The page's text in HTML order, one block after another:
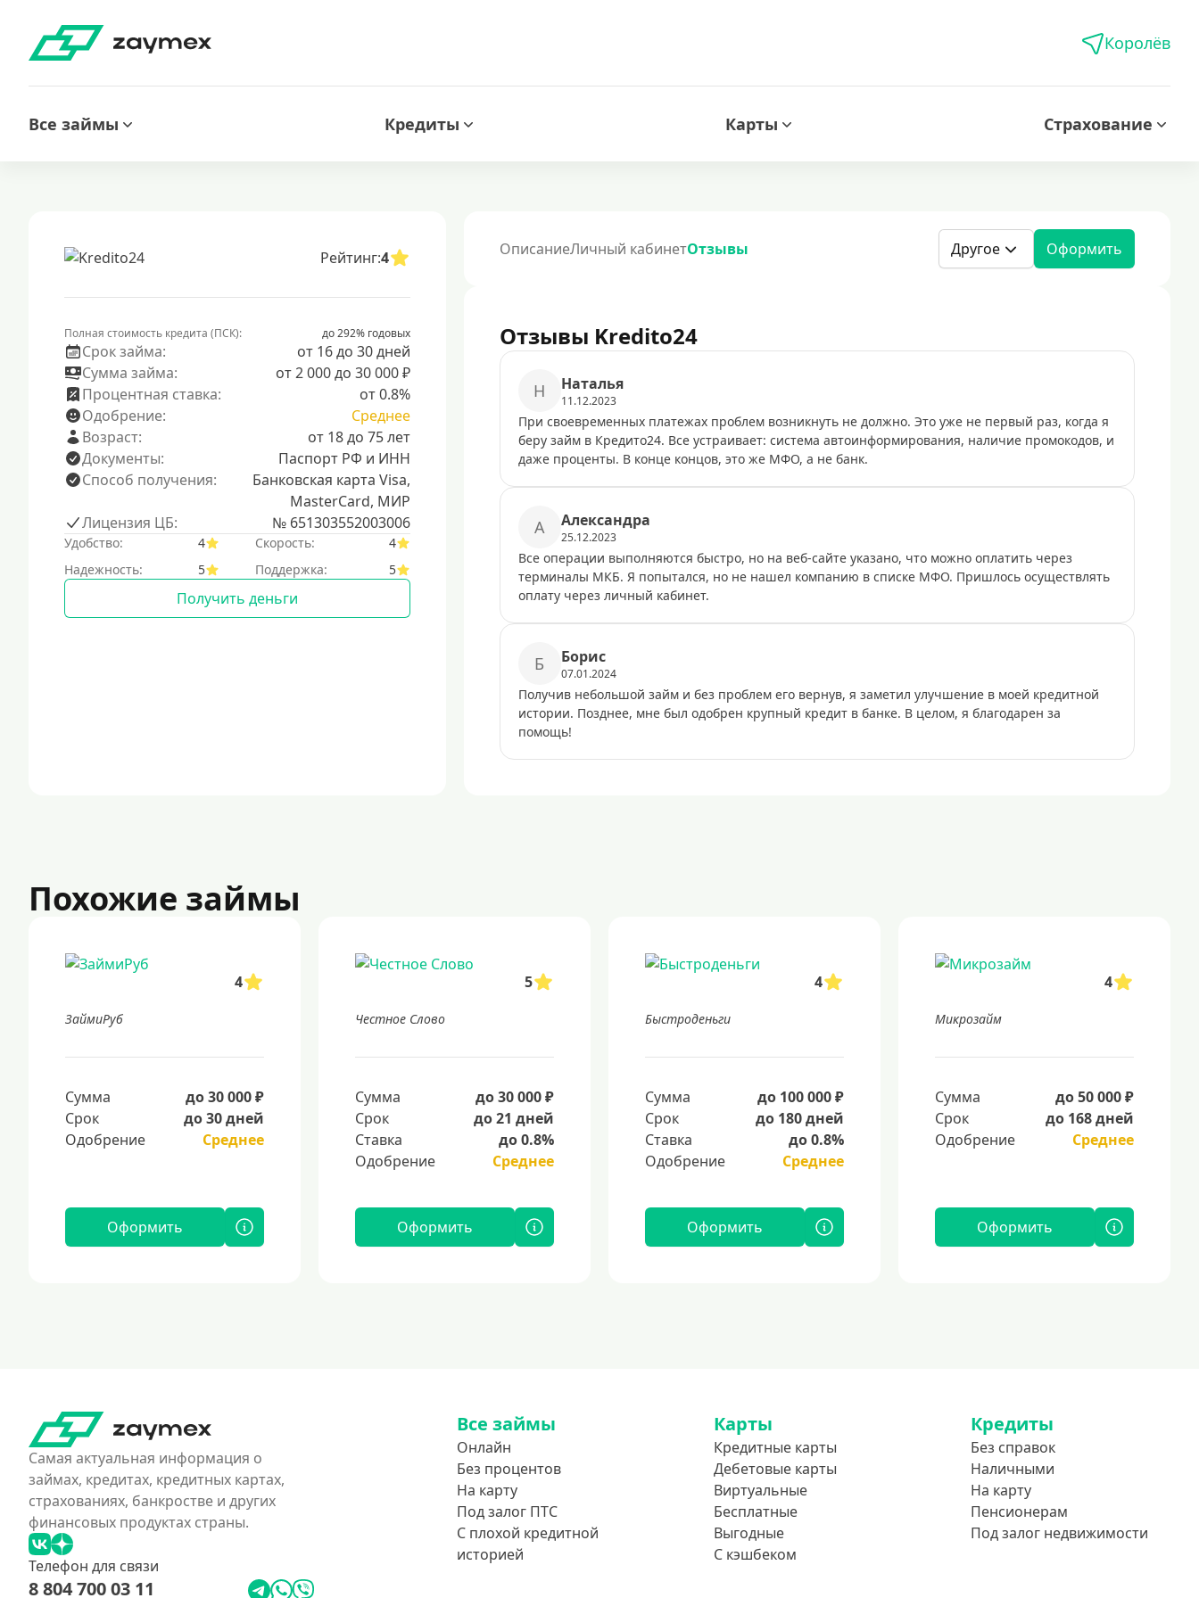
Королёв
Все займы Кредиты Карты Страхование
Рейтинг:4
Полная стоимость кредита (ПСК): до 292% годовых
Срок займа:
от 16 до 30 дней
Сумма займа:
от 2 000 до 30 000 ₽
Процентная ставка:
от 0.8%
Одобрение:
Среднее
Возраст:
от 18 до 75 лет
Документы:
Паспорт РФ и ИНН
Способ получения:
Банковская карта Visa,
MasterCard, МИР
Лицензия ЦБ:
№ 651303552003006
Удобство: 4 Скорость:
4
Надежность:
5 Поддержка: 5
Получить деньги
ОписаниеЛичный кабинетОтзывы Другое Оформить
Отзывы Kredito24
Н Наталья
11.12.2023
При своевременных платежах проблем возникнуть не должно. Это уже не первый раз, когда я
беру займ в Кредито24. Все устраивает: система автоинформирования, наличие промокодов, и
даже проценты. В конце концов, это же МФО, а не банк.
А Александра
25.12.2023
Все операции выполняются быстро, но на веб-сайте указано, что можно оплатить через
терминалы МКБ. Я попытался, но не нашел компанию в списке МФО. Пришлось осуществлять
оплату через личный кабинет.
Б Борис
07.01.2024
Получив небольшой займ и без проблем его вернув, я заметил улучшение в моей кредитной
истории. Позднее, мне был одобрен крупный кредит в банке. В целом, я благодарен за
помощь!
Похожие займы
4
ЗаймиРуб
Сумма
до 30 000 ₽
Срок
до 30 дней
Одобрение
Среднее
Оформить
5
Честное Слово
Сумма
до 30 000 ₽
Срок
до 21 дней
Ставка
до 0.8%
Одобрение
Среднее
Оформить
4
Быстроденьги
Сумма
до 100 000 ₽
Срок
до 180 дней
Ставка
до 0.8%
Одобрение
Среднее
Оформить
4
Микрозайм
Сумма
до 50 000 ₽
Срок
до 168 дней
Одобрение
Среднее
Оформить
Самая актуальная информация о
займах, кредитах, кредитных картах,
страхованиях, банкростве и других
финансовых продуктах страны.
Телефон для связи
8 804 700 03 11
Все займы
Онлайн
Без процентов
На карту
Под залог ПТС
С плохой кредитной
историей
Карты
Кредитные карты
Дебетовые карты
Виртуальные
Бесплатные
Выгодные
С кэшбеком
Кредиты
Без справок
Наличными
На карту
Пенсионерам
Под залог недвижимости